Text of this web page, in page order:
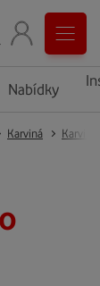
Nabídky
Karviná Karviná